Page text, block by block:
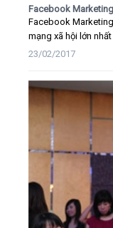
Facebook
Facebook
mạng xã hội lớn
23/02/2017